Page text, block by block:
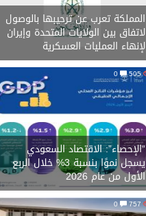
المملكة تعرب عن ترحيبها بالوصول
لاتفاق بين الولايات المتحدة وإيران
لإنهاء العمليات العسكرية
505
“الإحصاء”: الاقتصاد السعودي
يسجل نموًا بنسبة 3% خلال الربع
الأول من عام 2026
757
0